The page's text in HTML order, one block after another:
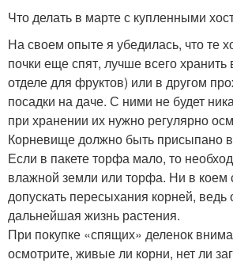
Что делать в марте с купленными
На своем опыте я убедилась, что те
почки еще спят, лучше всего хранить
отделе для фруктов) или в другом
посадки на даче. С ними не будет
при хранении их нужно регулярно
Корневище должно быть присыпано
Если в пакете торфа мало, то
влажной земли или торфа. Ни в коем
допускать пересыхания корней, ведь
дальнейшая жизнь растения.
При покупке «спящих» деленок
осмотрите, живые ли корни, нет ли